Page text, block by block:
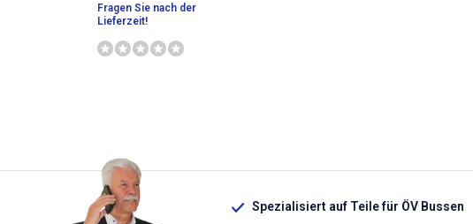
Fragen Sie nach der
Lieferzeit!
Spezialisiert auf Teile für ÖV Bussen